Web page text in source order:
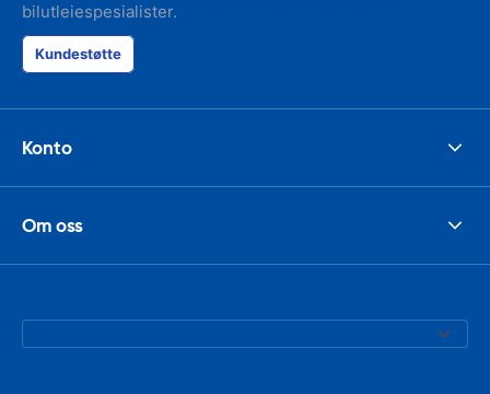
bilutleiespesialister.
Kundestøtte
Konto
Om oss